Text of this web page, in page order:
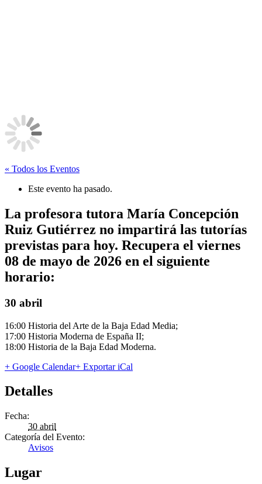
« Todos los Eventos
Este evento ha pasado.
La profesora tutora María Concepción
Ruiz Gutiérrez no impartirá las tutorías
previstas para hoy. Recupera el viernes
08 de mayo de 2026 en el siguiente
horario:
30 abril
16:00 Historia del Arte de la Baja Edad Media;
17:00 Historia Moderna de España II;
18:00 Historia de la Baja Edad Moderna.
+ Google Calendar+ Exportar iCal
Detalles
Fecha:
30 abril
Categoría del Evento:
Avisos
Lugar